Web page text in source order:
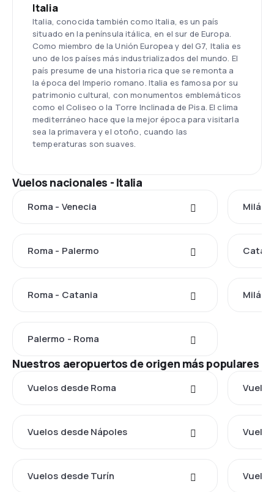
Italia
Italia, conocida también como Italia, es un país
situado en la península itálica, en el sur de Europa.
Como miembro de la Unión Europea y del G7, Italia es
uno de los países más industrializados del mundo. El
país presume de una historia rica que se remonta a
la época del Imperio romano. Italia es famosa por su
patrimonio cultural, con monumentos emblemáticos
como el Coliseo o la Torre Inclinada de Pisa. El clima
mediterráneo hace que la mejor época para visitarla
sea la primavera y el otoño, cuando las
temperaturas son suaves.
Vuelos nacionales - Italia
Roma - Venecia Milán
Roma - Palermo
Roma - Catania Milán
Palermo - Roma
Nuestros aeropuertos de origen más populares
Vuelos desde Roma
Vuelos desde Nápoles
Vuelos desde Turín